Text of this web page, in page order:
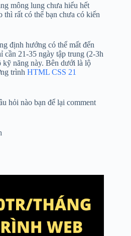
mông lung chưa hiểu hết
rất có thể bạn chưa có kiến
định hướng có thể mất đến
cần 21-35 ngày tập trung (2-3h
năng này. Bên dưới là lộ
trình HTML CSS 21
hỏi nào bạn để lại comment